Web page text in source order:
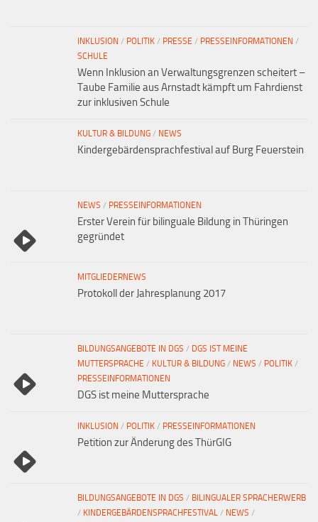
INKLUSION / POLITIK / PRESSE / PRESSEINFORMATIONEN /
SCHULE
Wenn Inklusion an Verwaltungsgrenzen scheitert –
Taube Familie aus Arnstadt kämpft um Fahrdienst
zur inklusiven Schule
KULTUR & BILDUNG / NEWS
Kindergebärdensprachfestival auf Burg Feuerstein
NEWS / PRESSEINFORMATIONEN
Erster Verein für bilinguale Bildung in Thüringen
gegründet
MITGLIEDERNEWS
Protokoll der Jahresplanung 2017
BILDUNGSANGEBOTE IN DGS / DGS IST MEINE
MUTTERSPRACHE / KULTUR & BILDUNG / NEWS / POLITIK /
PRESSEINFORMATIONEN
DGS ist meine Muttersprache
INKLUSION / POLITIK / PRESSEINFORMATIONEN
Petition zur Änderung des ThürGIG
BILDUNGSANGEBOTE IN DGS / BILINGUALER SPRACHERWERB
/ KINDERGEBÄRDENSPRACHFESTIVAL / NEWS /